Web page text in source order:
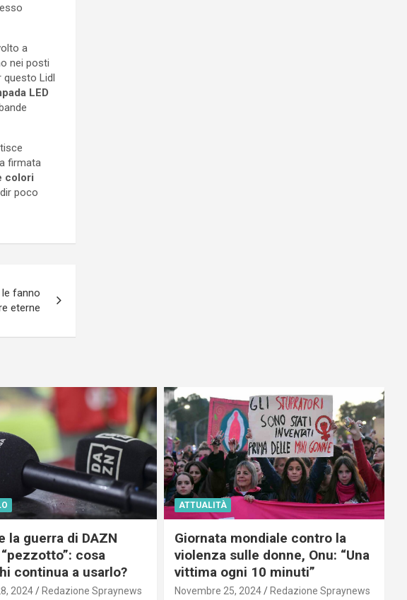
a
nei posti
questo Lidl
LED
firmata
colori
poco
fanno
eterne
la guerra di DAZN
cosa
continua a usarlo?
2024 Redazione Spraynews
ATTUALITÀ
Giornata mondiale contro la
violenza sulle donne, Onu: “Una
vittima ogni 10 minuti”
Novembre 25, 2024 Redazione Spraynews